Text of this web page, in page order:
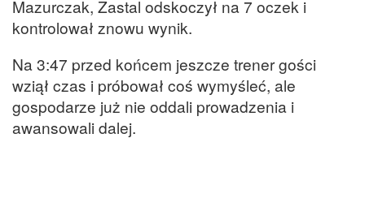
Mazurczak, Zastal odskoczył na 7 oczek i
kontrolował znowu wynik.
Na 3:47 przed końcem jeszcze trener gości
wziął czas i próbował coś wymyśleć, ale
gospodarze już nie oddali prowadzenia i
awansowali dalej.